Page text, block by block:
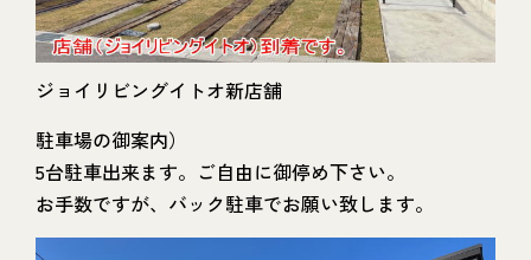
ジョイリビングイトオ新店舗
駐車場の御案内）
5台駐車出来ます。ご自由に御停め下さい。
お手数ですが、バック駐車でお願い致します。